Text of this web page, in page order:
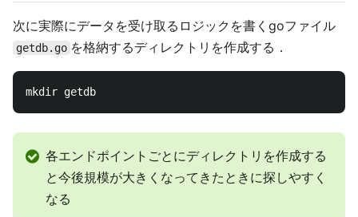
次に実際にデータを受け取るロジックを書くgoファイル
getdb.go を格納するディレクトリを作成する．
各エンドポイントごとにディレクトリを作成する
と今後規模が大きくなってきたときに探しやすく
なる